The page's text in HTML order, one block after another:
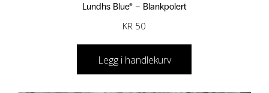
Lundhs Blue® – Blankpolert
KR 50
Legg i handlekurv